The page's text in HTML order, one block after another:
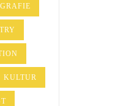
KULTUR